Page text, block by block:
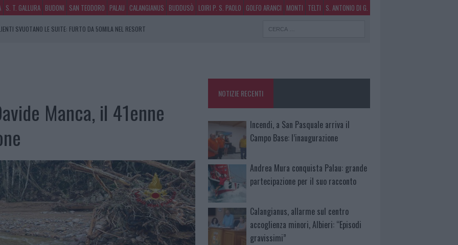
S. T. GALLURA BUDONI SAN TEODORO PALAU CALANGIANUS BUDDUSÒ LOIRI P. S. PAOLO GOLFO ARANCI MONTI TELTI S. ANTONIO DI G.
SVUOTANO LE SUITE: FURTO DA 50MILA NEL RESORT
Manca, il 41enne
NOTIZIE RECENTI
Incendi, a San Pasquale arriva il
Campo Base: l’inaugurazione
Andrea Mura conquista Palau: grande
partecipazione per il suo racconto
Calangianus, allarme sul centro
accoglienza minori, Albieri: “Episodi
gravissimi”